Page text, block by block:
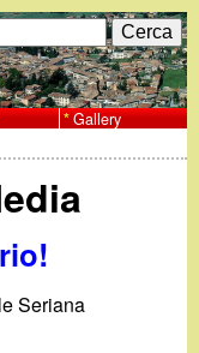
Gallery
Seriana